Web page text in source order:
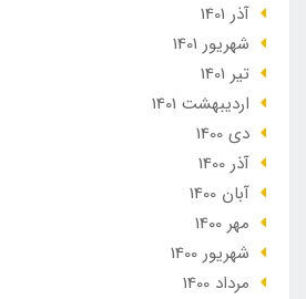
آذر 1401
شهریور 1401
تير 1401
ارديبهشت 1401
دی 1400
آذر 1400
آبان 1400
مهر 1400
شهریور 1400
مرداد 1400